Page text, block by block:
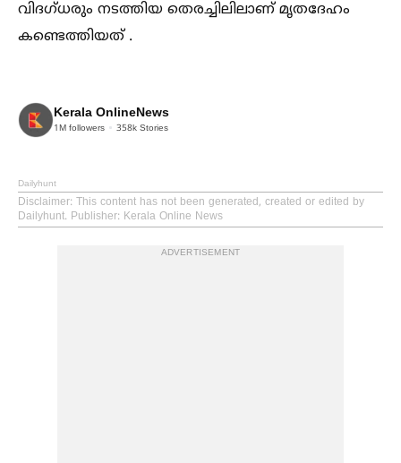
വിദഗ്‌ധരും നടത്തിയ തെരച്ചിലിലാണ് മൃതദേഹം
കണ്ടെത്തിയത് .
Kerala OnlineNews
1M followers 358k Stories
Dailyhunt
Disclaimer: This content has not been generated, created or edited by
Dailyhunt. Publisher: Kerala Online News
ADVERTISEMENT